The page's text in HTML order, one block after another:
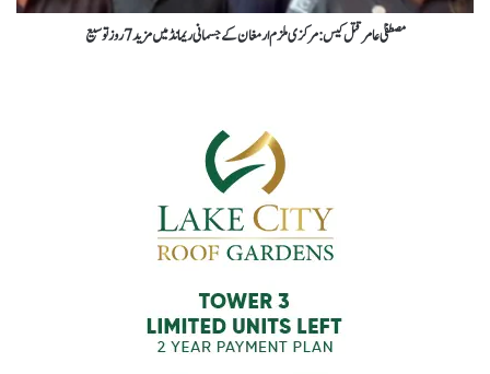
مصطفیٰ عامرقتل کیس: مرکزی ملزم ارمغان کے جسمانی ریمانڈ میں مزید 7 روزتوسیع